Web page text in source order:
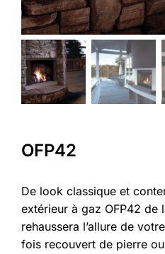
OFP42
De look classique et
extérieur à gaz OFP42 de
rehaussera l’allure de
fois recouvert de pierre